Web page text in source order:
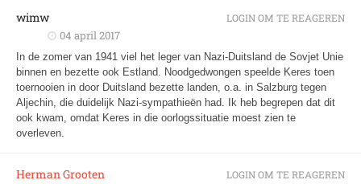
wimw
04 april 2017
In de zomer van 1941 viel het leger van Nazi-Duitsland de Sovjet Unie
binnen en bezette ook Estland. Noodgedwongen speelde Keres toen
toernooien in door Duitsland bezette landen, o.a. in Salzburg tegen
Aljechin, die duidelijk Nazi-sympathieën had. Ik heb begrepen dat dit
ook kwam, omdat Keres in die oorlogssituatie moest zien te
overleven.
LOGIN OM TE REAGEREN
Herman Grooten LOGIN OM TE REAGEREN